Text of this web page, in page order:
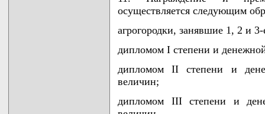
осуществляется следующим
агрогородки, занявшие 1, 2 и
дипломом I степени и
дипломом II степени и
величин;
дипломом III степени и